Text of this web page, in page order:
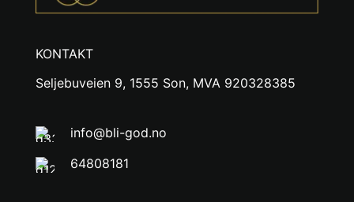
KONTAKT
Seljebuveien 9, 1555 Son, MVA 920328385
info@bli-god.no
64808181